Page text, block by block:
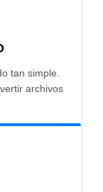
tan simple.
archivos